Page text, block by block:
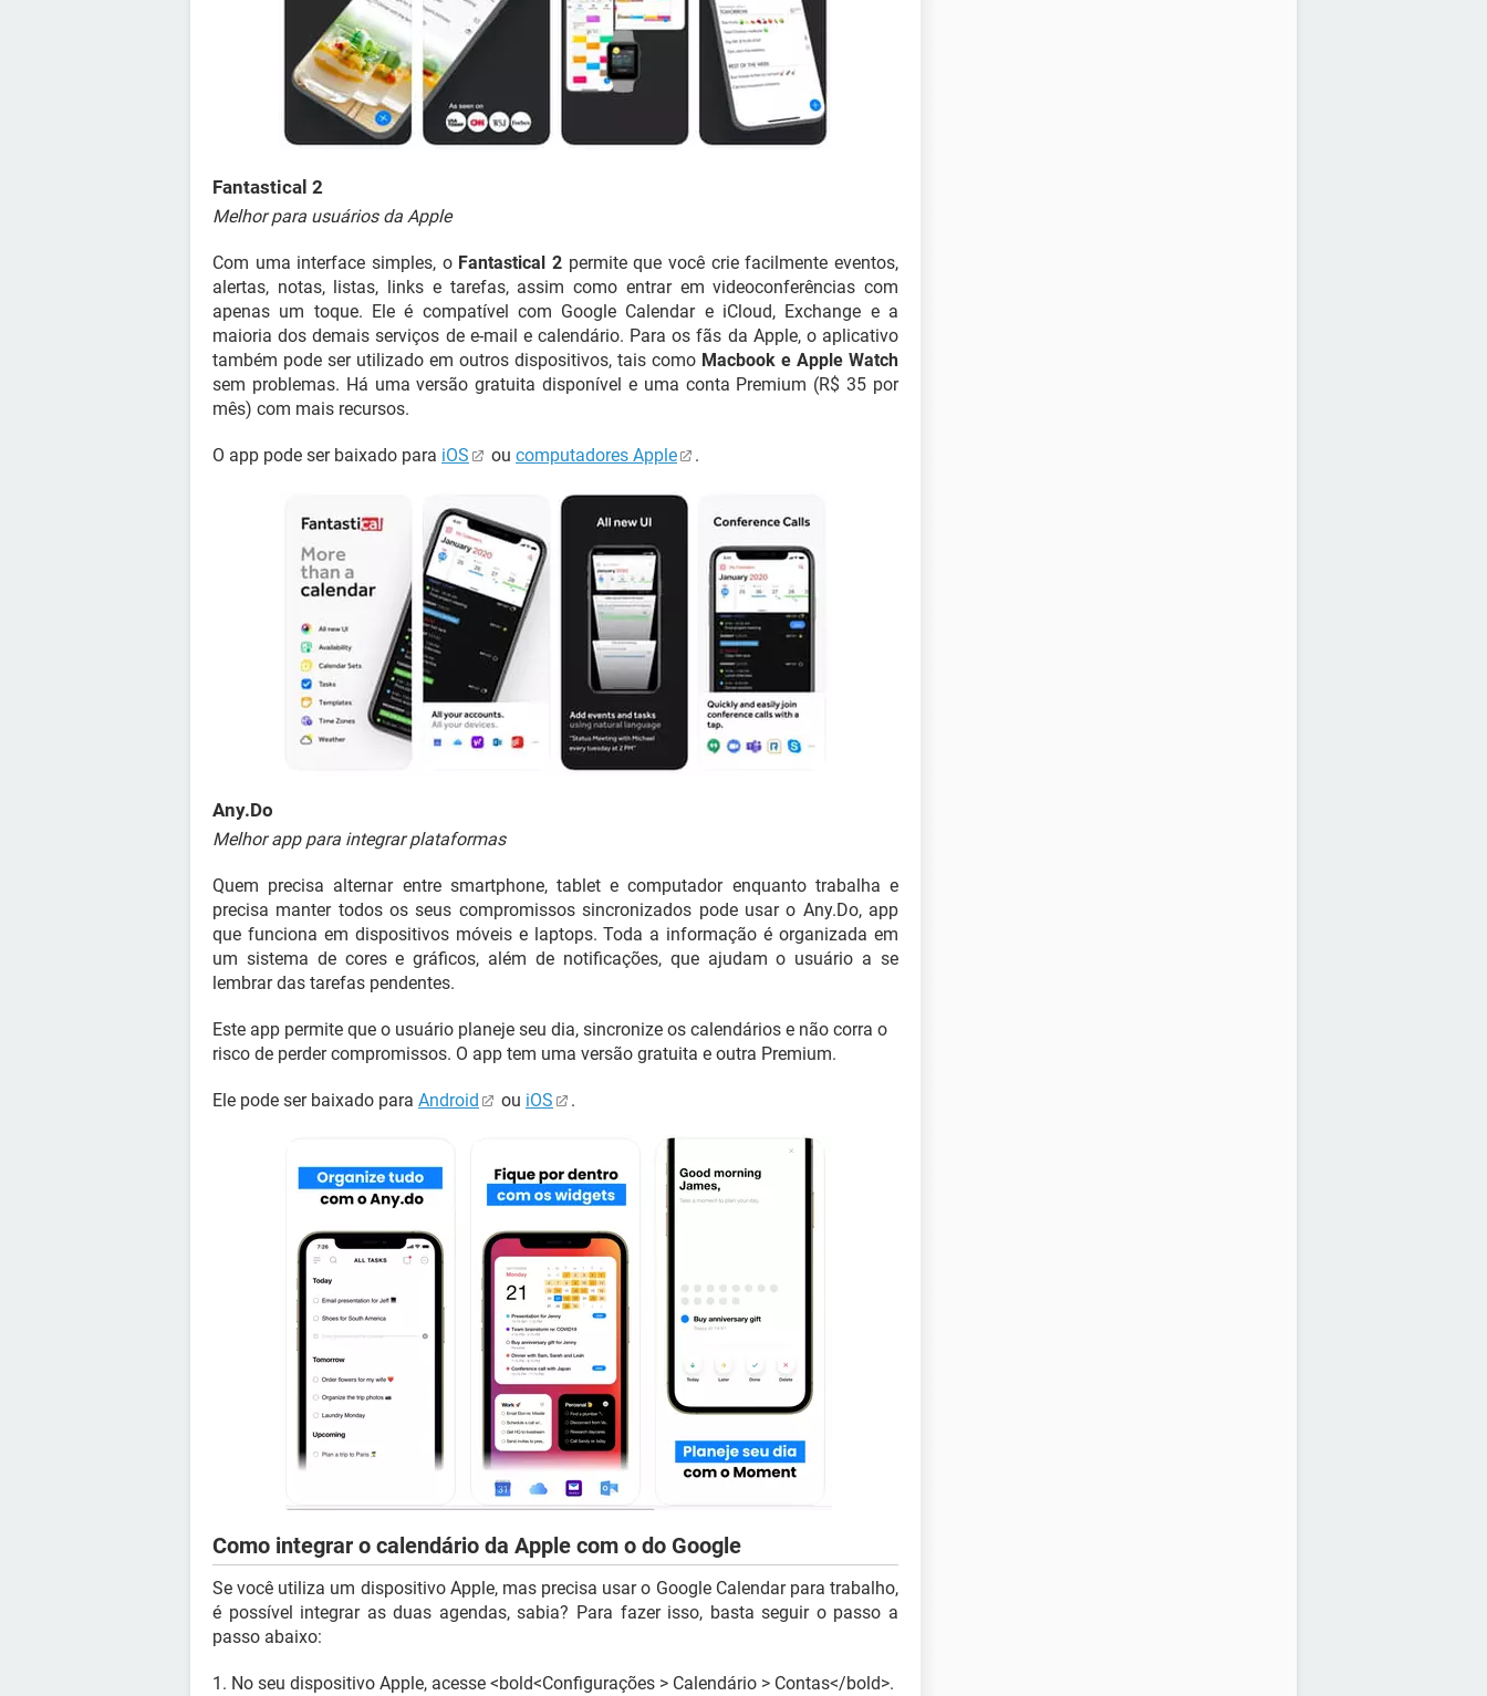
Fantastical 2
Melhor para usuários da Apple
Com uma interface simples, o Fantastical 2 permite que você crie facilmente eventos,
alertas, notas, listas, links e tarefas, assim como entrar em videoconferências com
apenas um toque. Ele é compatível com Google Calendar e iCloud, Exchange e a
maioria dos demais serviços de e-mail e calendário. Para os fãs da Apple, o aplicativo
também pode ser utilizado em outros dispositivos, tais como Macbook e Apple Watch
sem problemas. Há uma versão gratuita disponível e uma conta Premium (R$ 35 por
mês) com mais recursos.
O app pode ser baixado para iOS ou computadores Apple .
Any.Do
Melhor app para integrar plataformas
Quem precisa alternar entre smartphone, tablet e computador enquanto trabalha e
precisa manter todos os seus compromissos sincronizados pode usar o Any.Do, app
que funciona em dispositivos móveis e laptops. Toda a informação é organizada em
um sistema de cores e gráficos, além de notificações, que ajudam o usuário a se
lembrar das tarefas pendentes.
Este app permite que o usuário planeje seu dia, sincronize os calendários e não corra o
risco de perder compromissos. O app tem uma versão gratuita e outra Premium.
Ele pode ser baixado para Android ou iOS .
Como integrar o calendário da Apple com o do Google
Se você utiliza um dispositivo Apple, mas precisa usar o Google Calendar para trabalho,
é possível integrar as duas agendas, sabia? Para fazer isso, basta seguir o passo a
passo abaixo:
1. No seu dispositivo Apple, acesse <bold<Configurações > Calendário > Contas</bold>.